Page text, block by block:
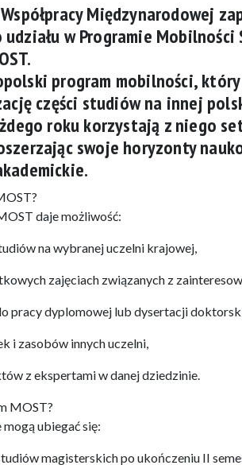
Międzynarodowej
w Programie
program mobilności,
części studiów na innej
roku korzystają z niego
swoje horyzonty
daje możliwość:
na wybranej uczelni krajowej,
zajęciach związanych z
pracy dyplomowej lub dysertacji
i zasobów innych uczelni,
z ekspertami w danej dziedzinie.
MOST?
ubiegać się:
magisterskich po ukończeniu II